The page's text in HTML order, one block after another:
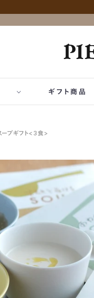
〜3,000円
ギフト商品
- 出産祝い
- 引き出物
- 内祝い
- 誕生日祝い
- ドレッシングギフト
- スープギフト
ープギフト<3食>